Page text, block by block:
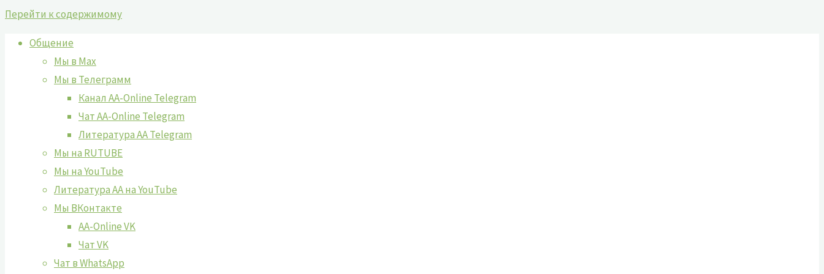
Перейти к содержимому
Общение
Мы в Max
Мы в Телеграмм
Канал AA-Online Telegram
Чат AA-Online Telegram
Литература АА Telegram
Мы на RUTUBE
Мы на YouTube
Литература АА на YouTube
Мы ВКонтакте
AA-Online VK
Чат VK
Чат в WhatsApp